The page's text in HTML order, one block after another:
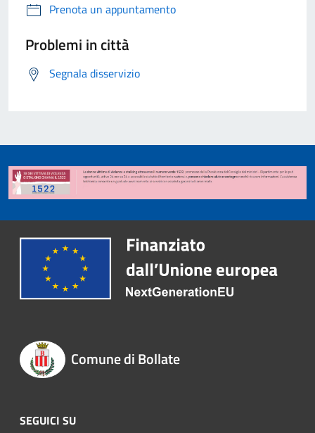
Prenota un appuntamento
Problemi in città
Segnala disservizio
Comune di Bollate
SEGUICI SU